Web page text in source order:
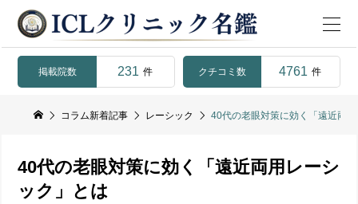
掲載院数 231 件 クチコミ数 4761 件
コラム新着記事 レーシック 40代の老眼対策に効く「遠近両
40代の老眼対策に効く「遠近両用レーシ
ック」とは